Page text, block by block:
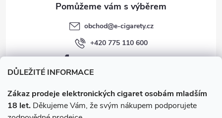
DŮLEŽITÉ INFORMACE
Zákaz prodeje elektronických cigaret osobám mladším
18 let. Děkujeme Vám, že svým nákupem podporujete
obchod@e-cigarety.cz
+420 775 110 600
facebook.com/e-cigarety.cz